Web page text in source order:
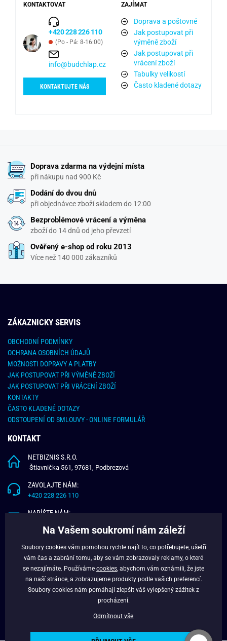
KONTAKTOVAT
+420 228 226 110
(Po - Pá: 8-16:00)
info@budchlap.cz
KONTAKTUJTE NÁS
ZAJÍMAT
Doprava a poštovné
Jak postupovat při
výměně zboží
Jak postupovat při
vrácení zboží
Tabulky velikostí
Často kladené dotazy
Doprava zdarma na výdejní místa
při nákupu nad 900 Kč
Dodání do dvou dnů
při objednávce zboží skladem do 12:00
Bezproblémové vrácení a výměna
zboží do 14 dnů od jeho převzetí
Ověřený e-shop od roku 2013
Více než 140 000 zákazníků
ZÁKAZNICKY SERVIS
OBCHODNÍ PODMÍNKY
OCHRANA OSOBNÍCH ÚDAJŮ
MOŽNOSTI DOPRAVY A PLATBY
JAK POSTUPOVAT PŘI VÝMĚNĚ ZBOŽÍ
JAK POSTUPOVAT PŘI VRÁCENÍ ZBOŽÍ
KONTAKTY
ČASTO KLADENÉ DOTAZY
ODSTOUPENÍ OD SMLOUVY - ONLINE FORMULÁŘ
KONTAKT
NETBIZNIS S.R.O.
Štiavnička 561, 97681, Podbrezová
ZAVOLAJTE NÁM:
+420 228 226 110
NAPÍŠTE NÁM:
O NÁS
VĚRNOSTNÍ PROGRAM
Na Vašem soukromí nám záleží
Soubory cookies vám pomohou rychle najít to, co potřebujete, ušetří
vám čas a zabrání tomu, aby se vám zobrazovaly reklamy, o které
se nezajímáte. Používáme cookies , abychom vám oznámili, že jste
na naší stránce, a zobrazujeme produkty podle vašich preferencí.
Soubory cookies nám pomáhají zlepšit váš vylepšený zážitek z
procházení.
Odmítnout vše